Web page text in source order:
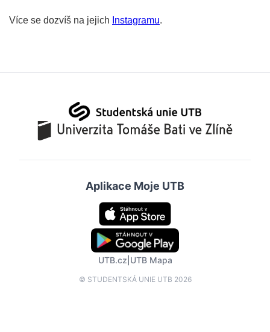
Více se dozvíš na jejich Instagramu.
Aplikace Moje UTB
UTB.cz UTB Mapa
© STUDENTSKÁ UNIE UTB 2026